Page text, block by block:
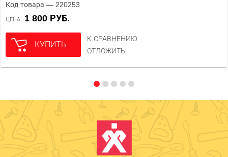
Код товара — 220253
ЦЕНА 1 800 РУБ.
КУПИТЬ
К СРАВНЕНИЮ
ОТЛОЖИТЬ